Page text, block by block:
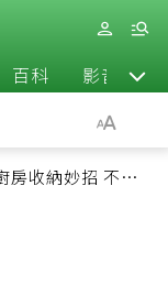
百科 影音
房收納妙招 不用